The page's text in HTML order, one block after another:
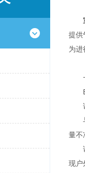
提供
为进
一
该
与
量不
该
现户